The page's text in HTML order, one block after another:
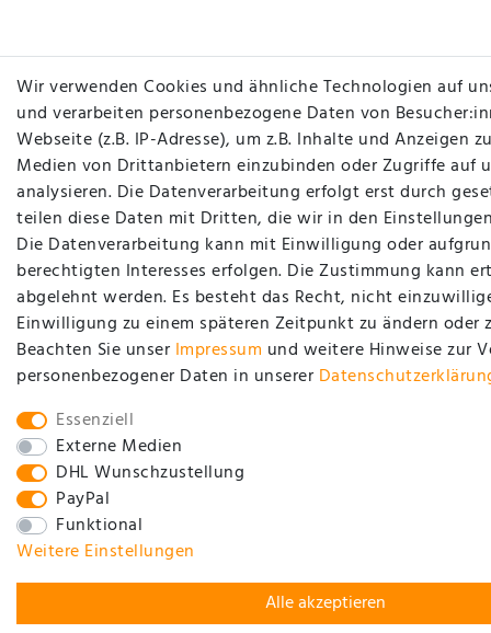
Wir verwenden Cookies und ähnliche Technologien auf
und verarbeiten personenbezogene Daten von
Webseite (z.B. IP-Adresse), um z.B. Inhalte und Anzeigen
Medien von Drittanbietern einzubinden oder Zugriffe auf
analysieren. Die Datenverarbeitung erfolgt erst durch
teilen diese Daten mit Dritten, die wir in den
Die Datenverarbeitung kann mit Einwilligung oder
berechtigten Interesses erfolgen. Die Zustimmung kann
abgelehnt werden. Es besteht das Recht, nicht
Einwilligung zu einem späteren Zeitpunkt zu ändern oder
Beachten Sie unser Impressum und weitere Hinweise zur
personenbezogener Daten in unserer
Essenziell
Externe Medien
DHL Wunschzustellung
PayPal
Funktional
Weitere Einstellungen
Alle akzeptieren